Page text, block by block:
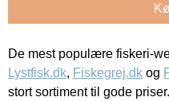
De mest populære fiskeri-
Lystfisk.dk, Fiskegrej.dk og
stort sortiment til gode priser.